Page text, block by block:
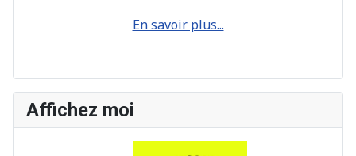
En savoir plus...
Affichez moi